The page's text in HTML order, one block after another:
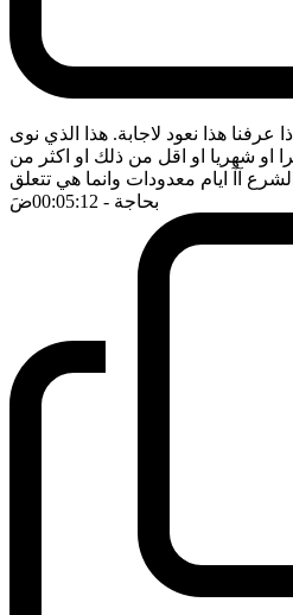
عرفنا هذا نعود لاجابة. هذا الذي نوى
او شهريا او اقل من ذلك او اكثر من
آآ ايام معدودات وانما هي تتعلق
بحاجة - 00:05:12 ضَ